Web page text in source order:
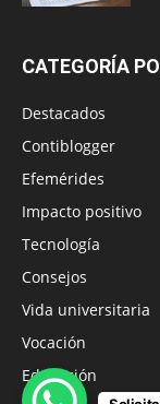
CATEGORÍA
Destacados
Contiblogger
Efemérides
Impacto positivo
Tecnología
Consejos
Vida universitaria
Vocación
Educación